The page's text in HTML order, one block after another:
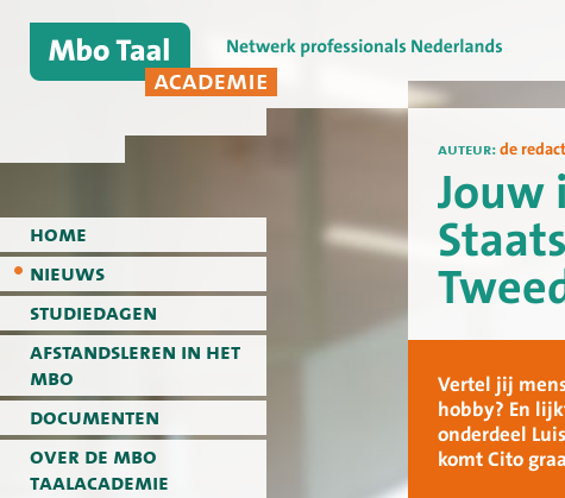
home
nieuws
studiedagen
afstandsleren in het
mbo
documenten
over de mbo
taalacademie
auteur:de
Jouw
Vertel jij
hobby? En
onderdeel
komt Cito